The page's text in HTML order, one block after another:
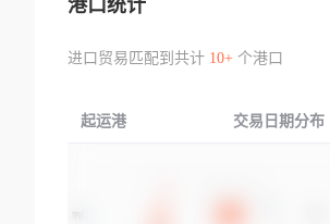
港口统计
进口贸易匹配到共计 10+个港口
起运港 交易日期分布